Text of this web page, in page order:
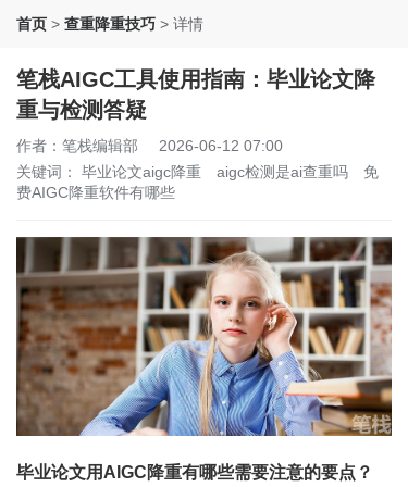
首页 > 查重降重技巧 > 详情
笔栈AIGC工具使用指南：毕业论文降
重与检测答疑
作者：笔栈编辑部
2026-06-12 07:00
关键词： 毕业论文aigc降重 aigc检测是ai查重吗
免
费AIGC降重软件有哪些
毕业论文用AIGC降重有哪些需要注意的要点？